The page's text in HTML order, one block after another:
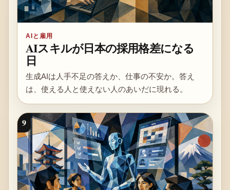
AIと雇用
AIスキルが日本の採用格差になる
日
生成AIは人手不足の答えか、仕事の不安か。答え
は、使える人と使えない人のあいだに現れる。
9